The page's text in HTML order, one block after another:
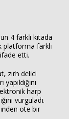
4 farklı kıtada
platforma farklı
etti.
zırh delici
harp
vurguladı.
öte bir